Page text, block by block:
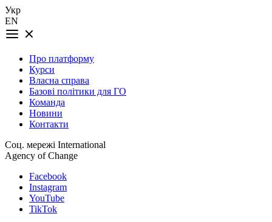
Укр
EN
Про платформу
Курси
Власна справа
Базові політики для ГО
Команда
Новини
Контакти
Соц. мережі International
Agency of Change
Facebook
Instagram
YouTube
TikTok